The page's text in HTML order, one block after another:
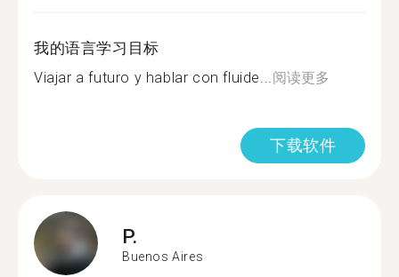
我的语言学习目标
Viajar a futuro y hablar con fluide... 阅读更多
下载软件
P.
Buenos Aires